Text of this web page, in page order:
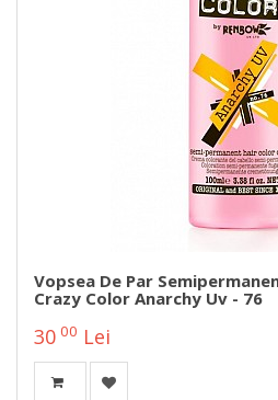
Vopsea De Par
Crazy Color Anarchy Uv - 76
30 00 Lei